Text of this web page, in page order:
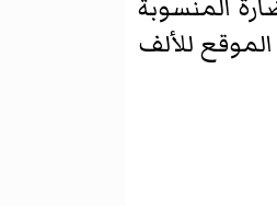
المنسوبة
للألف